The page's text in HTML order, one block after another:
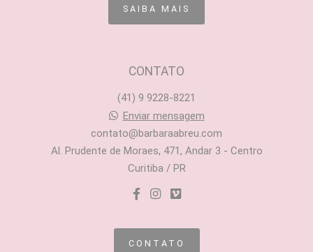
SAIBA MAIS
CONTATO
(41) 9 9228-8221
Enviar mensagem
contato@barbaraabreu.com
Al. Prudente de Moraes, 471, Andar 3 - Centro
Curitiba / PR
CONTATO